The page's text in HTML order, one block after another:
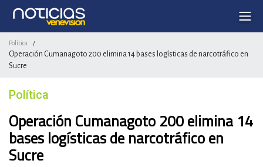
Política /
Operación Cumanagoto 200 elimina 14 bases logísticas de narcotráfico en
Sucre
Política
Operación Cumanagoto 200 elimina 14
bases logísticas de narcotráfico en
Sucre